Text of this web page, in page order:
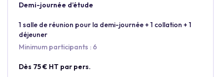
Demi-journée d’étude
1 salle de réunion pour la demi-journée + 1 collation + 1
déjeuner
Minimum participants : 6
Dès 75 € HT par pers.